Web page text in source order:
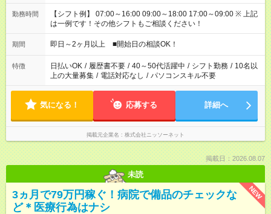
勤務時間
【シフト例】 07:00～16:00 09:00～18:00 17:00～09:00 ※ 上記
は一例です！その他シフトもご相談ください！
期間 即日～2ヶ月以上 ■開始日の相談OK！
特徴 日払いOK / 履歴書不要 / 40～50代活躍中 / シフト勤務 / 10名以
上の大量募集 / 電話対応なし / パソコンスキル不要
気になる！ 応募する 詳細へ
掲載元企業名 株式会社ニッソーネット
掲載日：2026.08.07
未読
NEW
3ヵ月で79万円稼ぐ！病院で備品のチェックな
ど＊医療行為はナシ